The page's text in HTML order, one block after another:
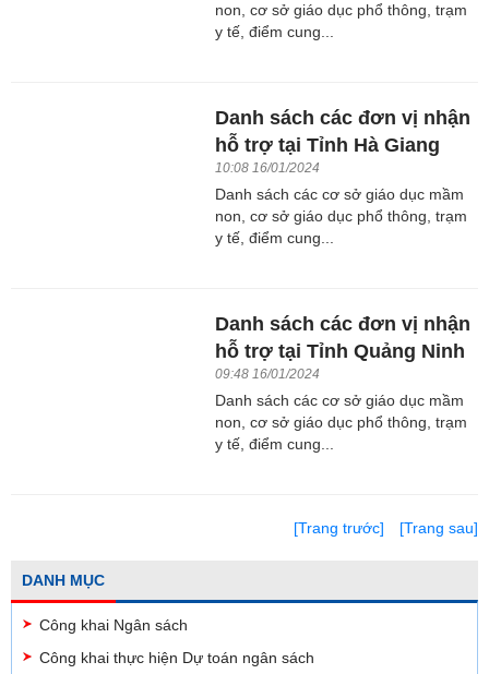
non, cơ sở giáo dục phổ thông, trạm
y tế, điểm cung...
Danh sách các đơn vị nhận
hỗ trợ tại Tỉnh Hà Giang
10:08 16/01/2024
Danh sách các cơ sở giáo dục mầm
non, cơ sở giáo dục phổ thông, trạm
y tế, điểm cung...
Danh sách các đơn vị nhận
hỗ trợ tại Tỉnh Quảng Ninh
09:48 16/01/2024
Danh sách các cơ sở giáo dục mầm
non, cơ sở giáo dục phổ thông, trạm
y tế, điểm cung...
[Trang trước] [Trang sau]
DANH MỤC
Công khai Ngân sách
Công khai thực hiện Dự toán ngân sách